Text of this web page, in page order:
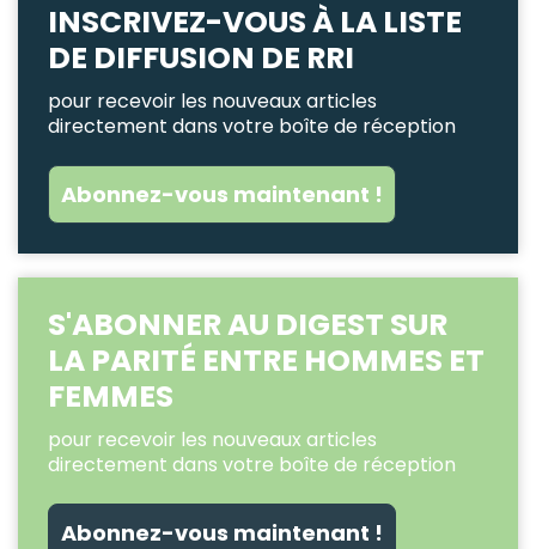
INSCRIVEZ-VOUS À LA LISTE
DE DIFFUSION DE RRI
pour recevoir les nouveaux articles
directement dans votre boîte de réception
Abonnez-vous maintenant !
S'ABONNER AU DIGEST SUR
LA PARITÉ ENTRE HOMMES ET
FEMMES
pour recevoir les nouveaux articles
directement dans votre boîte de réception
Abonnez-vous maintenant !